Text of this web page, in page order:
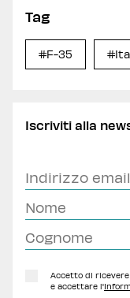
Tag
#F-35
Iscriviti alla
Accetto di
e accettare l'